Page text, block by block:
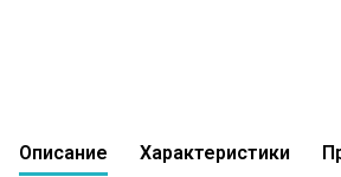
Линейно-
Описание Характеристики